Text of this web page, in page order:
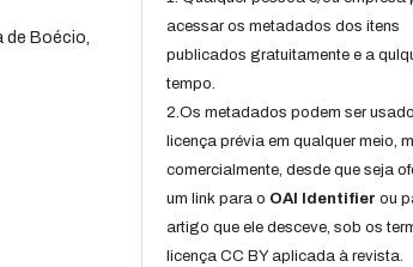
de Boécio,
acessar os metadados dos itens
publicados gratuitamente e a
tempo.
2.Os metadados podem ser
licença prévia em qualquer meio,
comercialmente, desde que seja
um link para o OAI Identifier ou
artigo que ele desceve, sob os
licença CC BY aplicada à revista.